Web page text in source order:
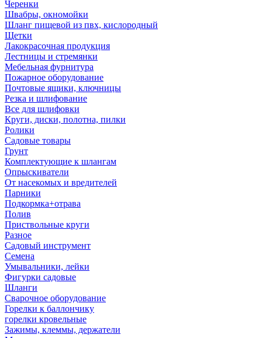
Черенки
Швабры, окномойки
Шланг пищевой из пвх, кислородный
Щетки
Лакокрасочная продукция
Лестницы и стремянки
Мебельная фурнитура
Пожарное оборудование
Почтовые ящики, ключницы
Резка и шлифование
Все для шлифовки
Круги, диски, полотна, пилки
Ролики
Садовые товары
Грунт
Комплектующие к шлангам
Опрыскиватели
От насекомых и вредителей
Парники
Подкормка+отрава
Полив
Приствольные круги
Разное
Садовый инструмент
Семена
Умывальники, лейки
Фигурки садовые
Шланги
Сварочное оборудование
Горелки к баллончику
горелки кровельные
Зажимы, клеммы, держатели